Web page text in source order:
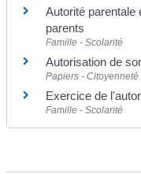
Autorité parentale
parents
Famille - Scolarité
Autorisation de
Papiers - Citoyenneté
Exercice de
Famille - Scolarité